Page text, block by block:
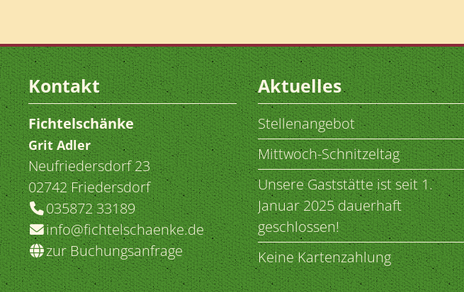
Kontakt
Fichtelschänke
Grit Adler
Neufriedersdorf 23
02742Friedersdorf
035872 33189
info@fichtelschaenke.de
zur Buchungsanfrage
Aktuelles
Stellenangebot
Mittwoch-Schnitzeltag
Unsere Gaststätte ist seit 1.
Januar 2025 dauerhaft
geschlossen!
Keine Kartenzahlung